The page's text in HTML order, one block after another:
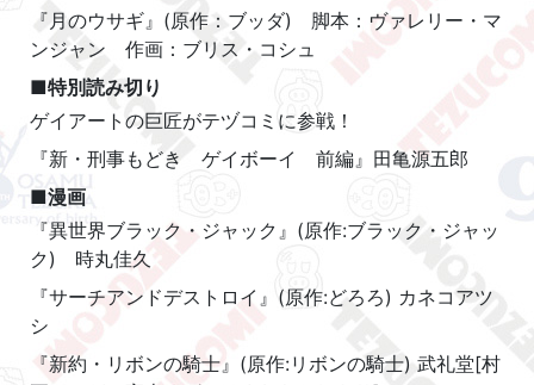
『月のウサギ』(原作：ブッダ) 脚本：ヴァレリー・マ
ンジャン 作画：ブリス・コシュ
■特別読み切り
ゲイアートの巨匠がテヅコミに参戦！
『新・刑事もどき ゲイボーイ 前編』田亀源五郎
■漫画
『異世界ブラック・ジャック』(原作:ブラック・ジャッ
ク) 時丸佳久
『サーチアンドデストロイ』(原作:どろろ) カネコアツ
シ
『新約・リボンの騎士』(原作:リボンの騎士) 武礼堂[村